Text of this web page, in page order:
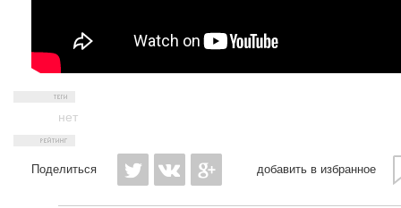
нет
Поделиться добавить в избранное